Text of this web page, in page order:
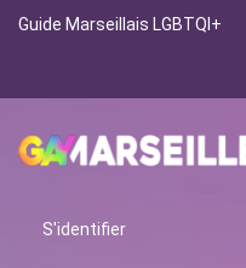
Guide Marseillais LGBTQI+
S'identifier